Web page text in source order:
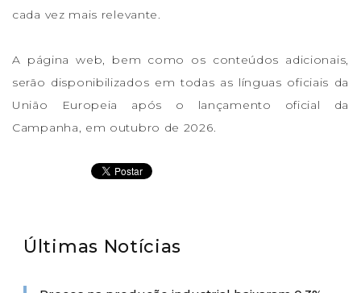
cada vez mais relevante.
A página web, bem como os conteúdos adicionais,
serão disponibilizados em todas as línguas oficiais da
União Europeia após o lançamento oficial da
Campanha, em outubro de 2026.
Últimas Notícias